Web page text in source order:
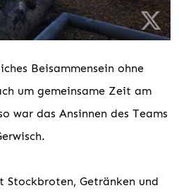
Beisammensein ohne
um gemeinsame Zeit am
war das Ansinnen des Teams
Stockbroten, Getränken und